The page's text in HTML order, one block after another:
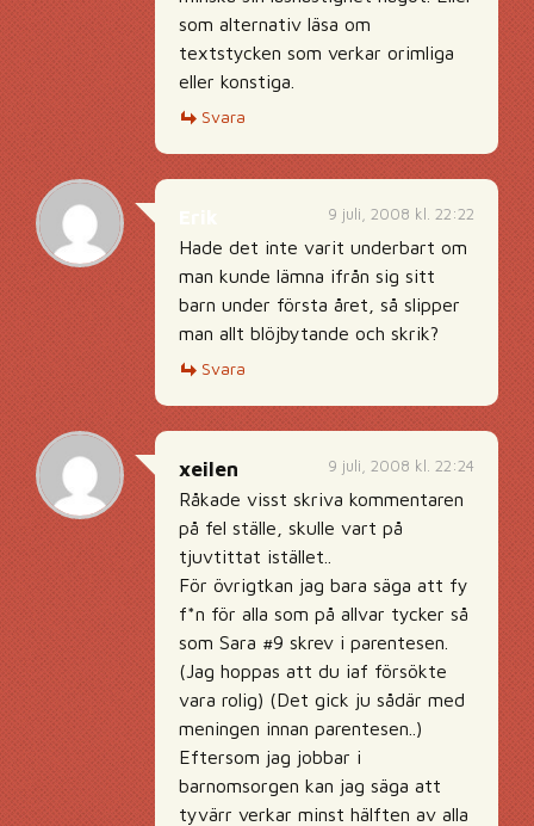
som alternativ läsa om
textstycken som verkar orimliga
eller konstiga.
Svara
9 juli, 2008 kl. 22:22
Hade det inte varit underbart om
man kunde lämna ifrån sig sitt
barn under första året, så slipper
man allt blöjbytande och skrik?
Svara
9 juli, 2008 kl. 22:24
xeilen
Råkade visst skriva kommentaren
på fel ställe, skulle vart på
tjuvtittat istället..
För övrigtkan jag bara säga att fy
f*n för alla som på allvar tycker så
som Sara #9 skrev i parentesen.
(Jag hoppas att du iaf försökte
vara rolig) (Det gick ju sådär med
meningen innan parentesen..)
Eftersom jag jobbar i
barnomsorgen kan jag säga att
tyvärr verkar minst hälften av alla